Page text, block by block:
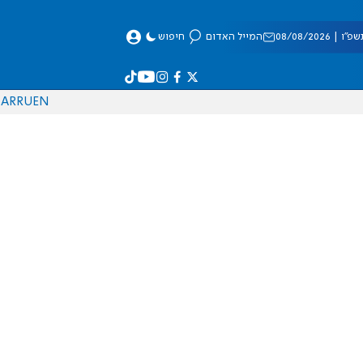
08/2026 המייל האדום חיפוש
EN
RU
AR